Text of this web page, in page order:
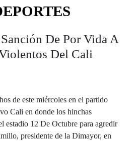
De Por Vida A
Del Cali
de este miércoles en el partido
Cali en donde los hinchas
estadio 12 De Octubre para agredir
presidente de la Dimayor, en